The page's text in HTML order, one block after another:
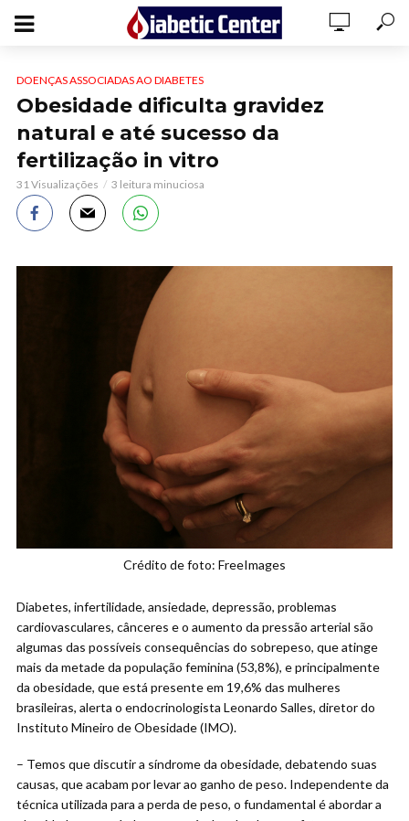
DOENÇAS ASSOCIADAS AO DIABETES
Obesidade dificulta gravidez
natural e até sucesso da
fertilização in vitro
31 Visualizações 3 leitura minuciosa
Crédito de foto: FreeImages
Diabetes, infertilidade, ansiedade, depressão, problemas
cardiovasculares, cânceres e o aumento da pressão arterial são
algumas das possíveis consequências do sobrepeso, que atinge
mais da metade da população feminina (53,8%), e principalmente
da obesidade, que está presente em 19,6% das mulheres
brasileiras, alerta o endocrinologista Leonardo Salles, diretor do
Instituto Mineiro de Obesidade (IMO).
– Temos que discutir a síndrome da obesidade, debatendo suas
causas, que acabam por levar ao ganho de peso. Independente da
técnica utilizada para a perda de peso, o fundamental é abordar a